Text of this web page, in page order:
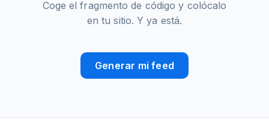
Coge el fragmento de código y colócalo
en tu sitio. Y ya está.
Generar mi feed